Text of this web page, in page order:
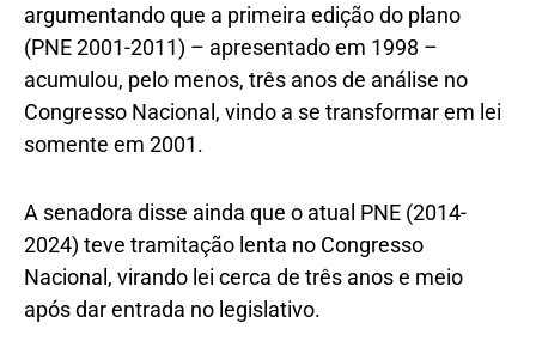
argumentando que a primeira edição do plano
(PNE 2001-2011) – apresentado em 1998 –
acumulou, pelo menos, três anos de análise no
Congresso Nacional, vindo a se transformar em lei
somente em 2001.
A senadora disse ainda que o atual PNE (2014-
2024) teve tramitação lenta no Congresso
Nacional, virando lei cerca de três anos e meio
após dar entrada no legislativo.